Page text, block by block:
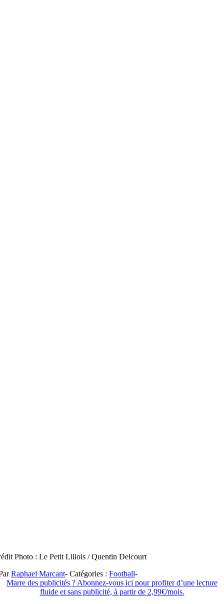
Photo : Le Petit Lillois / Quentin Delcourt
Raphael Marcant- Catégories :Football-
Marre des publicités ? Abonnez-vous ici pour profiter d’une lecture
fluide et sans publicité, à partir de 2,99€/mois.